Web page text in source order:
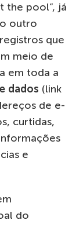
the pool”, já
outro
que
meio de
em toda a
dados (link
de e-
curtidas,
e
do